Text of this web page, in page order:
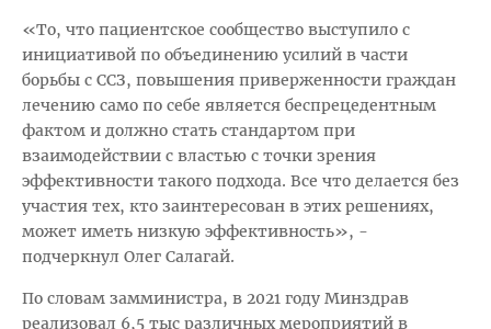
«То, что пациентское сообщество выступило с
инициативой по объединению усилий в части
борьбы с ССЗ, повышения приверженности граждан
лечению само по себе является беспрецедентным
фактом и должно стать стандартом при
взаимодействии с властью с точки зрения
эффективности такого подхода. Все что делается без
участия тех, кто заинтересован в этих решениях,
может иметь низкую эффективность», -
подчеркнул Олег Салагай.
По словам замминистра, в 2021 году Минздрав
реализовал 6,5 тыс различных мероприятий в